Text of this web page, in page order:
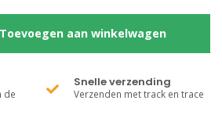
Toevoegen aan winkelwagen
de
Snelle verzending
Verzenden met track en trace